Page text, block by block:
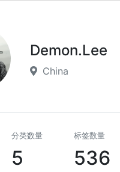
Demon.Lee
China
分类数量
5
标签数量
536